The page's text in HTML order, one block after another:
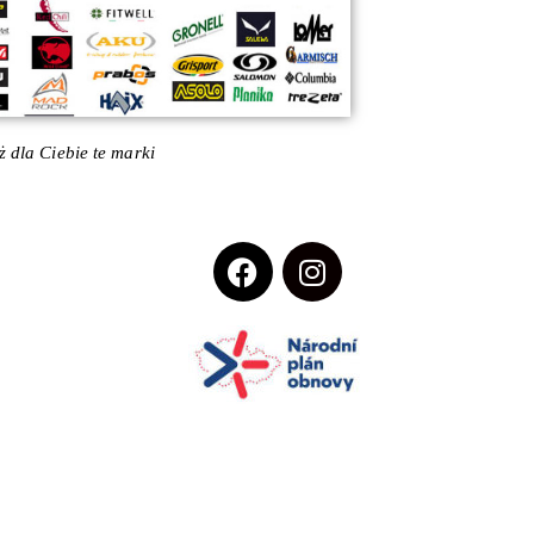
dla Ciebie te marki